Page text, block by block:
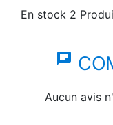
En stock 2
chat
Aucun avis